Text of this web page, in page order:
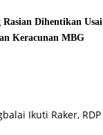
Dihentikan Usai
Keracunan MBG